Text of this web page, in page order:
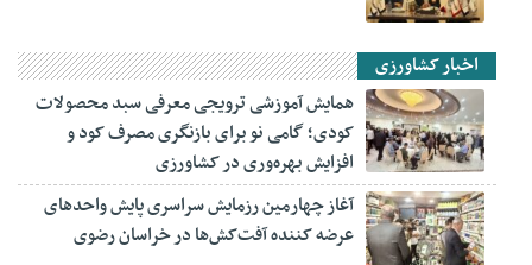
اخبار کشاورزی
همایش آموزشی ترویجی معرفی سبد محصولات
کودی؛ گامی نو برای بازنگری مصرف کود و
افزایش بهره‌وری در کشاورزی
آغاز چهارمین رزمایش سراسری پایش واحدهای
عرضه کننده آفت‌کش‌ها در خراسان رضوی